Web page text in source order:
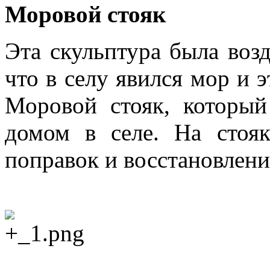
Моровой стояк
Эта скульптура была
что в селу явился мор и
Моровой стояк,
домом в селе. На
поправок и